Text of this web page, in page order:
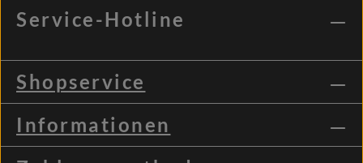
Service-Hotline
Shopservice
Informationen